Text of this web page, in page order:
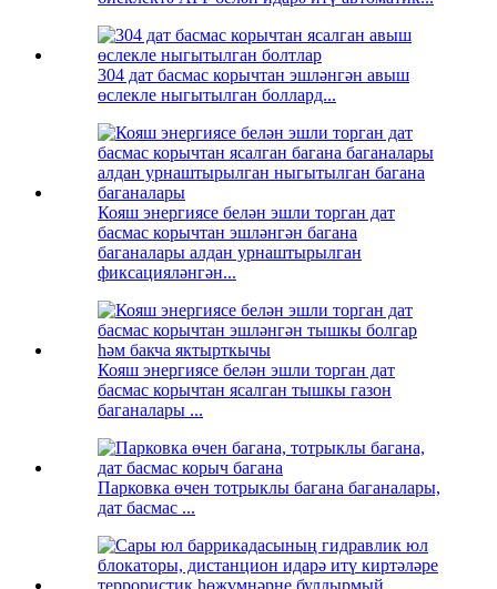
304 дат басмас корычтан эшләнгән авыш
өслекле ныгытылган боллард...
Кояш энергиясе белән эшли торган дат
басмас корычтан эшләнгән багана
баганалары алдан урнаштырылган
фиксацияләнгән...
Кояш энергиясе белән эшли торган дат
басмас корычтан ясалган тышкы газон
баганалары ...
Парковка өчен тотрыклы багана баганалары,
дат басмас ...